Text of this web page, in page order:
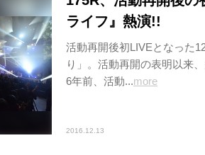
ライフ』熱演!!
活動再開後初LIVEとなった
り」。活動再開の表明以来
6年前、活動...more
2016.12.13